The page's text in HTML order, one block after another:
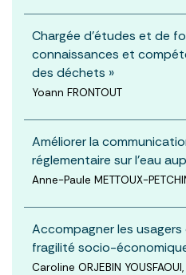
Chargée d'études et de
connaissances et
des déchets »
Yoann FRONTOUT
Améliorer la
réglementaire sur l’eau
Anne-Paule METTOUX-
Accompagner les usagers
fragilité socio-
Caroline ORJEBIN